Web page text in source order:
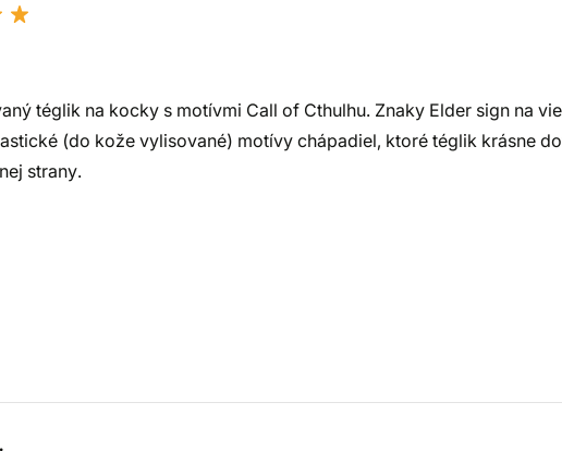
téglik na kocky s motívmi Call of Cthulhu. Znaky Elder sign na
(do kože vylisované) motívy chápadiel, ktoré téglik krásne
strany.